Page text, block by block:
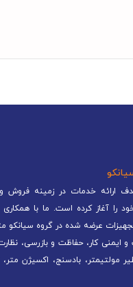
ارائه خدمات در زمینه فروش و
از سال 1385 فعالیت خود را آغاز کرده
عرضه شده در گروه سیانکو
و ایمنی کار، حفاظت و بازرسی،
مولتیمتر، بادسنج، اکسیژن متر،